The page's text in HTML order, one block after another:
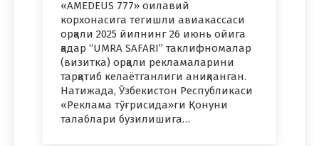
«AMEDEUS 777» оилавий
корхонасига тегишли авиакассаси
орқали 2025 йилнинг 26 июнь ойига
қадар “UMRA SAFARI” таклифномалар
(визитка) орқали рекламаларини
тарқатиб келаётганлиги аниқланган.
Натижада, Ўзбекистон Республикаси
«Реклама тўғрисида»ги Қонуни
талаблари бузилишига…